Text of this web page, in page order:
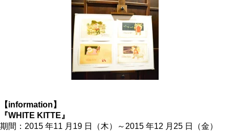
【information】
『WHITE KITTE』
期間：2015 年11 月19 日（木）～2015 年12 月25 日（金）